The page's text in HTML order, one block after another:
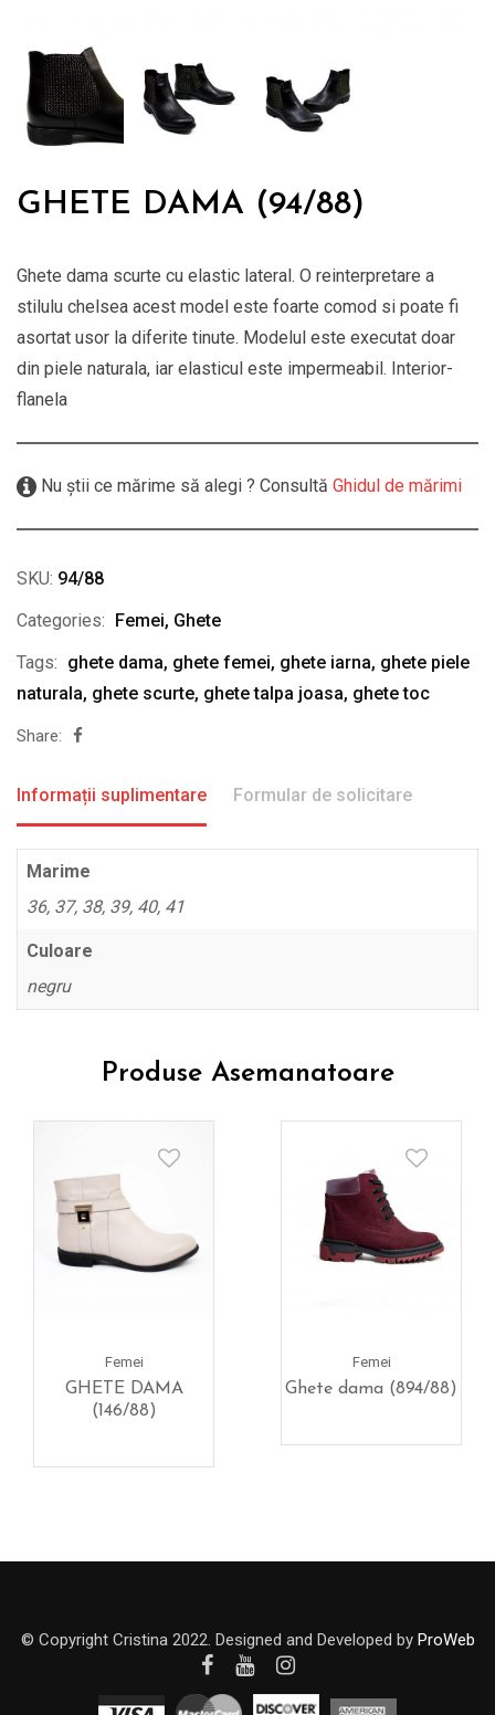
GHETE DAMA (94/88)
Ghete dama scurte cu elastic lateral. O reinterpretare a
stilulu chelsea acest model este foarte comod si poate fi
asortat usor la diferite tinute. Modelul este executat doar
din piele naturala, iar elasticul este impermeabil. Interior-
flanela
Nu știi ce mărime să alegi ? Consultă Ghidul de mărimi
SKU: 94/88
Categories:
Femei, Ghete
Tags: ghete dama, ghete femei, ghete iarna, ghete piele
naturala, ghete scurte, ghete talpa joasa, ghete toc
Share:
Informații suplimentare Formular de solicitare
Marime
36, 37, 38, 39, 40, 41
Culoare
negru
Produse Asemanatoare
Femei
GHETE DAMA
(146/88)
Femei
Ghete dama (894/88)
© Copyright Cristina 2022. Designed and Developed by ProWeb